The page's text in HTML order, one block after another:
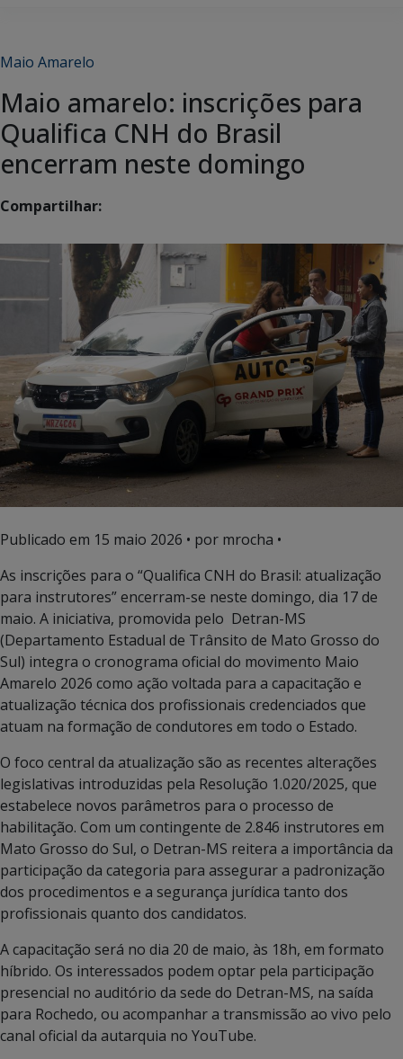
Maio Amarelo
Maio amarelo: inscrições para
Qualifica CNH do Brasil
encerram neste domingo
Compartilhar:
Publicado em 15 maio 2026 • por mrocha •
As inscrições para o “Qualifica CNH do Brasil: atualização
para instrutores” encerram-se neste domingo, dia 17 de
maio. A iniciativa, promovida pelo Detran-MS
(Departamento Estadual de Trânsito de Mato Grosso do
Sul) integra o cronograma oficial do movimento Maio
Amarelo 2026 como ação voltada para a capacitação e
atualização técnica dos profissionais credenciados que
atuam na formação de condutores em todo o Estado.
O foco central da atualização são as recentes alterações
legislativas introduzidas pela Resolução 1.020/2025, que
estabelece novos parâmetros para o processo de
habilitação. Com um contingente de 2.846 instrutores em
Mato Grosso do Sul, o Detran-MS reitera a importância da
participação da categoria para assegurar a padronização
dos procedimentos e a segurança jurídica tanto dos
profissionais quanto dos candidatos.
A capacitação será no dia 20 de maio, às 18h, em formato
híbrido. Os interessados podem optar pela participação
presencial no auditório da sede do Detran-MS, na saída
para Rochedo, ou acompanhar a transmissão ao vivo pelo
canal oficial da autarquia no YouTube.